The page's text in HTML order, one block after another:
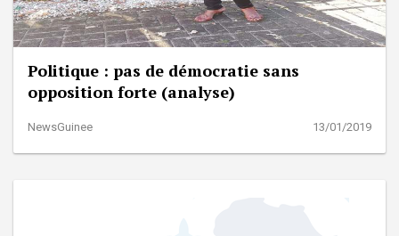
Politique : pas de démocratie sans
opposition forte (analyse)
NewsGuinee 13/01/2019